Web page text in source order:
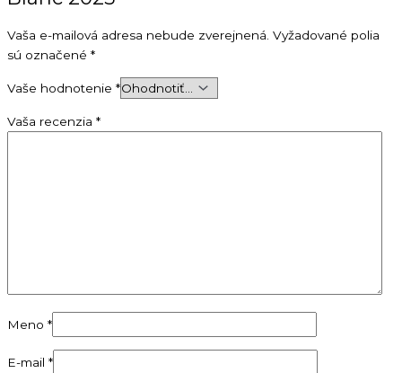
Vaša e-mailová adresa nebude zverejnená. Vyžadované polia
sú označené *
Vaše hodnotenie *
Vaša recenzia *
Meno *
E-mail *